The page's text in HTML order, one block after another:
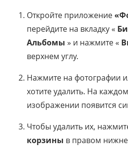
Откройте приложение
перейдите на вкладку «
Альбомы » и нажмите «
верхнем углу.
Нажмите на фотографии
хотите удалить. На
изображении появится
Чтобы удалить их,
корзины в правом